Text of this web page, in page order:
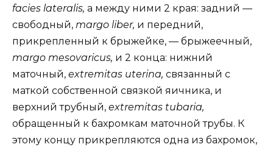
facies lateralis, а между ними 2 края: задний —
свободный, margo liber, и передний,
прикрепленный к брыжейке, — брыжеечный,
margo mesovaricus, и 2 конца: нижний
маточный, extremitas uterina, связанный с
маткой собственной связкой яичника, и
верхний трубный, extremitas tubaria,
обращенный к бахромкам маточной трубы. К
этому концу прикрепляются одна из бахромок,